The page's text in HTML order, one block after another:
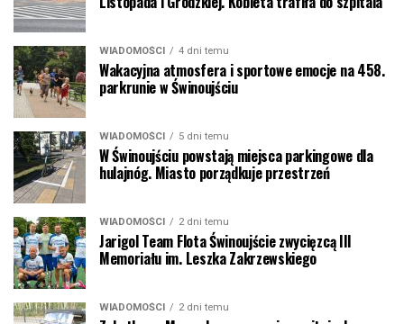
WIADOMOŚCI 4 dni temu
Wakacyjna atmosfera i sportowe emocje na 458.
parkrunie w Świnoujściu
WIADOMOŚCI 5 dni temu
W Świnoujściu powstają miejsca parkingowe dla
hulajnóg. Miasto porządkuje przestrzeń
WIADOMOŚCI 2 dni temu
Jarigol Team Flota Świnoujście zwycięzcą III
Memoriału im. Leszka Zakrzewskiego
WIADOMOŚCI 2 dni temu